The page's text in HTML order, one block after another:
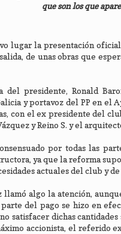
que son los que
lugar la presentación
de unas obras que
del presidente, Ronald
y portavoz del PP en el
con el ex presidente del
y Reino S. y el
por todas las
ya que la reforma
actuales del club y
algo la atención,
del pago se hizo en
satisfacer dichas
accionista, el referido